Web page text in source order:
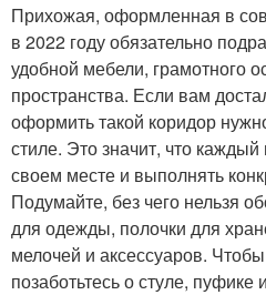
Прихожая, оформленная в
в 2022 году обязательно
удобной мебели, грамотного
пространства. Если вам
оформить такой коридор
стиле. Это значит, что
своем месте и выполнять
Подумайте, без чего нельзя
для одежды, полочки для
мелочей и аксессуаров.
позаботьтесь о стуле, пуфике